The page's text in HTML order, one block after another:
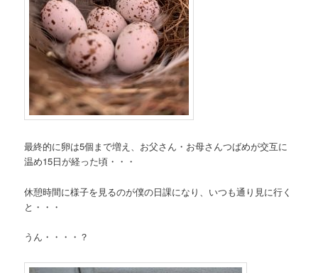
最終的に卵は5個まで増え、お父さん・お母さんつばめが交互に
温め15日が経った頃・・・
休憩時間に様子を見るのが僕の日課になり、いつも通り見に行く
と・・・
うん・・・・？